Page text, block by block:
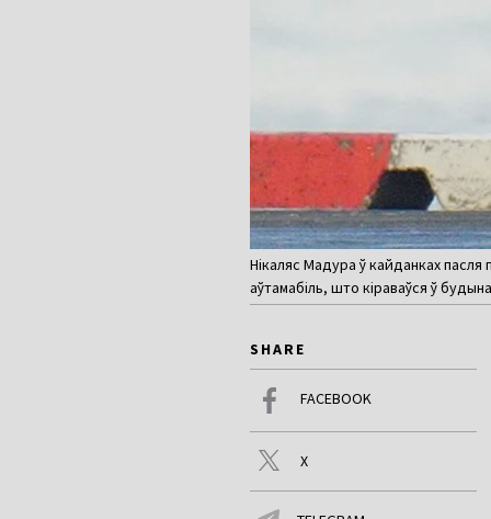
Нікаляс Мадура ў кайданках
аўтамабіль, што кіраваўся ў
SHARE
FACEBOOK
X